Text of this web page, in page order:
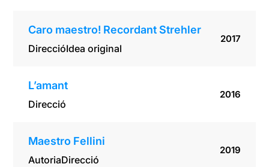
Caro maestro! Recordant Strehler
DireccióIdea original
2017
L’amant
Direcció
2016
Maestro Fellini
AutoriaDirecció
2019